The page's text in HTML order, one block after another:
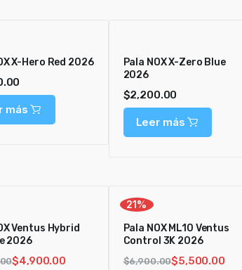
X-Hero Red 2026
más
Pala NOX X-Zero Blue
2026
$2,200.00
Leer más
Ventus Hybrid
2026
$4,900.00
21%
Pala NOX ML10 Ventus
Control 3K 2026
$6,900.00$5,500.00